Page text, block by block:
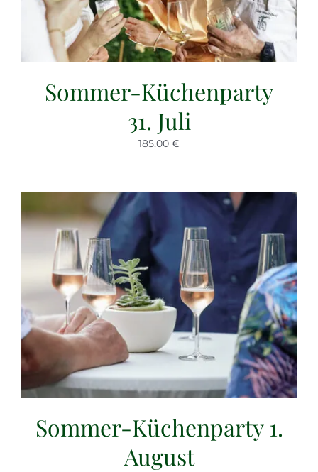
Sommer-Küchenparty
31. Juli
185,00 €
Sommer-Küchenparty 1.
August